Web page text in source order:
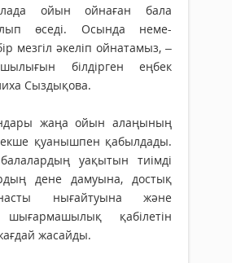
ойын ойнаған бала
өседі. Осында неме­
мезгіл әкеліп ойнатамыз, –
білдірген еңбек
Сыздықова.
жаңа ойын ала­ңының
қуа­ныш­пен қабылдады.
уақытын тиімді
дене дамуына, достық
нығайтуына және
қабілетін
жасайды.